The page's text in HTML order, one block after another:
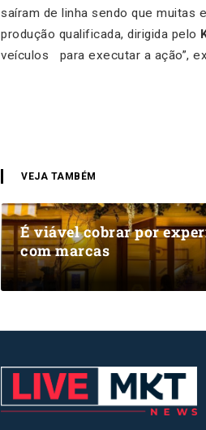
saíram de linha sendo que muitas
produção qualificada, dirigida pelo
veículos para executar a ação”,
VEJA TAMBÉM
É viável cobrar por
com marcas